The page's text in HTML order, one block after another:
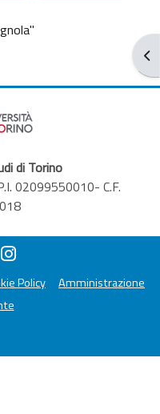
di Torino
02099550010- C.F.
Policy
Amministrazione